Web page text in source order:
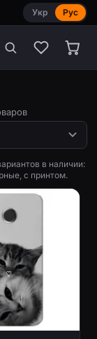
Укр Рус
в наличии:
с принтом.